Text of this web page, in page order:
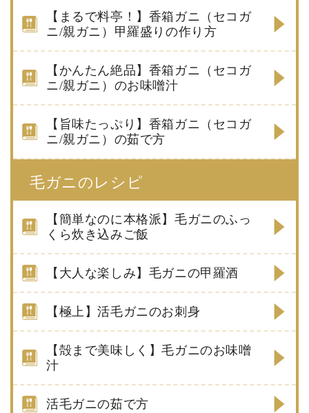
【まるで料亭！】香箱ガニ（セコガ
ニ/親ガニ）甲羅盛りの作り方
【かんたん絶品】香箱ガニ（セコガ
ニ/親ガニ）のお味噌汁
【旨味たっぷり】香箱ガニ（セコガ
ニ/親ガニ）の茹で方
毛ガニのレシピ
【簡単なのに本格派】毛ガニのふっ
くら炊き込みご飯
【大人な楽しみ】毛ガニの甲羅酒
【極上】活毛ガニのお刺身
【殻まで美味しく】毛ガニのお味噌
汁
活毛ガニの茹で方